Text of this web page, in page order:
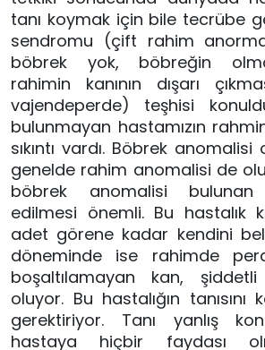
tanı koymak için bile tecrübe
sendromu (çift rahim
böbrek yok, böbreğin
rahimin kanının dışarı
vajendeperde) teşhisi
bulunmayan hastamızın
sıkıntı vardı. Böbrek
genelde rahim anomalisi de
böbrek anomalisi bulunan
edilmesi önemli. Bu hastalık
adet görene kadar kendini
döneminde ise rahimde
boşaltılamayan kan,
oluyor. Bu hastalığın
gerektiriyor. Tanı yanlış
hastaya hiçbir faydası